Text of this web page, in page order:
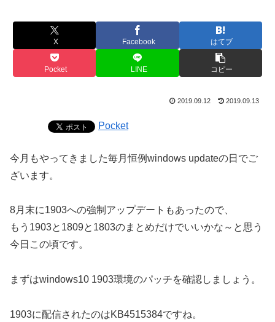
X Facebook はてブ
Pocket LINE コピー
2019.09.12 2019.09.13
Pocket
今月もやってきました毎月恒例windows updateの日でご
ざいます。
8月末に1903への強制アップデートもあったので、
もう1903と1809と1803のまとめだけでいいかな～と思う
今日この頃です。
まずはwindows10 1903環境のパッチを確認しましょう。
1903に配信されたのはKB4515384ですね。